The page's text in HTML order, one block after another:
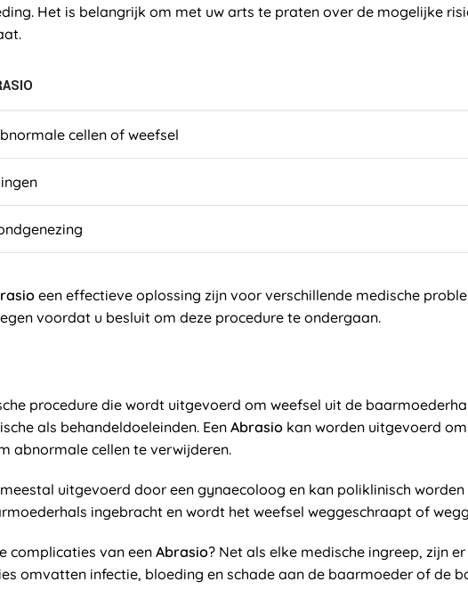
Het is belangrijk om met uw arts te praten over de mogelijke
cellen of weefsel
een effectieve oplossing zijn voor verschillende medische
voordat u besluit om deze procedure te ondergaan.
procedure die wordt uitgevoerd om weefsel uit de
als behandeldoeleinden. Een Abrasio kan worden uitgevoerd
abnormale cellen te verwijderen.
uitgevoerd door een gynaecoloog en kan poliklinisch worden
ingebracht en wordt het weefsel weggeschraapt of
complicaties van eenAbrasio? Net als elke medische ingreep, zijn
omvatten infectie, bloeding en schade aan de baarmoeder of de